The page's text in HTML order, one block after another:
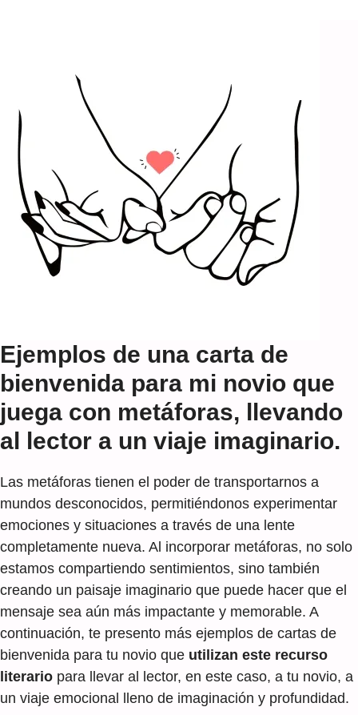
Ejemplos de una carta de
bienvenida para mi novio que
juega con metáforas, llevando
al lector a un viaje imaginario.
Las metáforas tienen el poder de transportarnos a
mundos desconocidos, permitiéndonos experimentar
emociones y situaciones a través de una lente
completamente nueva. Al incorporar metáforas, no solo
estamos compartiendo sentimientos, sino también
creando un paisaje imaginario que puede hacer que el
mensaje sea aún más impactante y memorable. A
continuación, te presento más ejemplos de cartas de
bienvenida para tu novio que utilizan este recurso
literario para llevar al lector, en este caso, a tu novio, a
un viaje emocional lleno de imaginación y profundidad.